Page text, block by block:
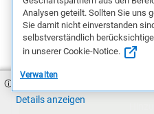
Dell Webcam - WB3023
Konfiguration und Bestellung
+
Details anzeigen
Analysen geteilt. Sollten Sie uns
Sie damit nicht einverstanden
selbstverständlich
in unserer Cookie-Notice.
Verwalten